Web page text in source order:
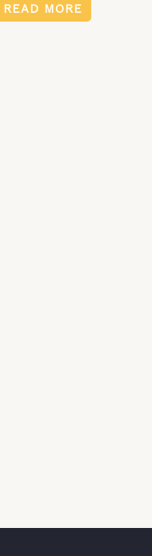
outREAD MORE